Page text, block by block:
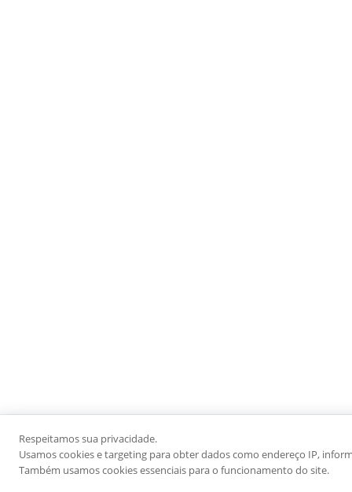
Respeitamos sua privacidade.
Usamos cookies e targeting para obter dados como endereço IP,
Também usamos cookies essenciais para o funcionamento do site.